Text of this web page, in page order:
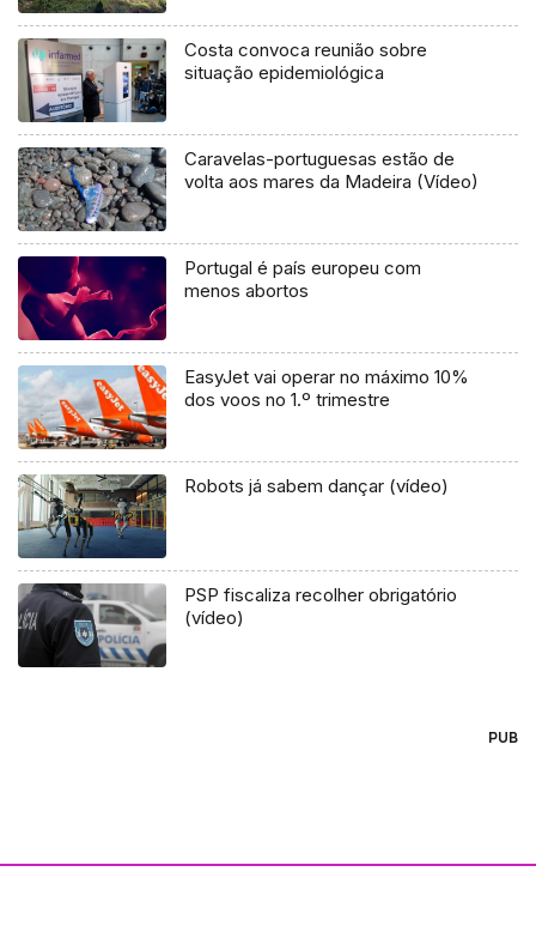
Costa convoca reunião sobre
situação epidemiológica
Caravelas-portuguesas estão de
volta aos mares da Madeira (Vídeo)
Portugal é país europeu com
menos abortos
EasyJet vai operar no máximo 10%
dos voos no 1.º trimestre
Robots já sabem dançar (vídeo)
PSP fiscaliza recolher obrigatório
(vídeo)
PUB